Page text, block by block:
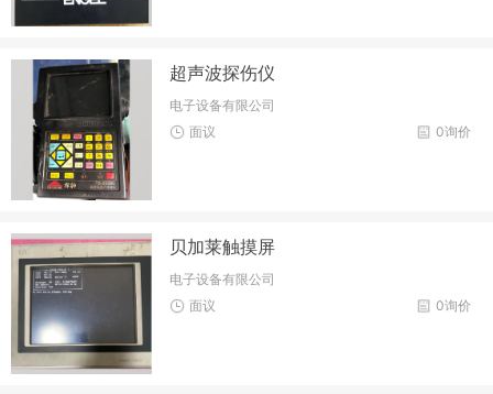
超声波探伤仪
电子设备有限公司
0询价
面议
贝加莱触摸屏
电子设备有限公司
0询价
面议